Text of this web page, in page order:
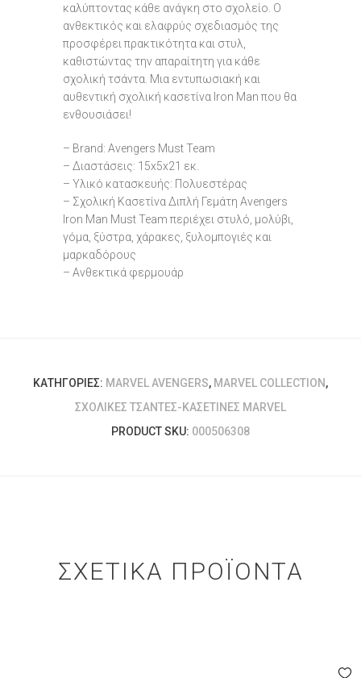
καλύπτοντας κάθε ανάγκη στο σχολείο. Ο
ανθεκτικός και ελαφρύς σχεδιασμός της
προσφέρει πρακτικότητα και στυλ,
καθιστώντας την απαραίτητη για κάθε
σχολική τσάντα. Μια εντυπωσιακή και
αυθεντική σχολική κασετίνα Iron Man που θα
ενθουσιάσει!
– Brand: Avengers Must Team
– Διαστάσεις: 15x5x21 εκ.
– Υλικό κατασκευής: Πολυεστέρας
– Σχολική Κασετίνα Διπλή Γεμάτη Avengers
Iron Man Must Team περιέχει στυλό, μολύβι,
γόμα, ξύστρα, χάρακες, ξυλομπογιές και
μαρκαδόρους
– Ανθεκτικά φερμουάρ
ΚΑΤΗΓΟΡΊΕΣ: MARVEL AVENGERS, MARVEL COLLECTION,
ΣΧΟΛΙΚΈΣ ΤΣΆΝΤΕΣ-ΚΑΣΕΤΊΝΕΣ MARVEL
PRODUCT SKU: 000506308
ΣΧΕΤΙΚΆ ΠΡΟΪΌΝΤΑ